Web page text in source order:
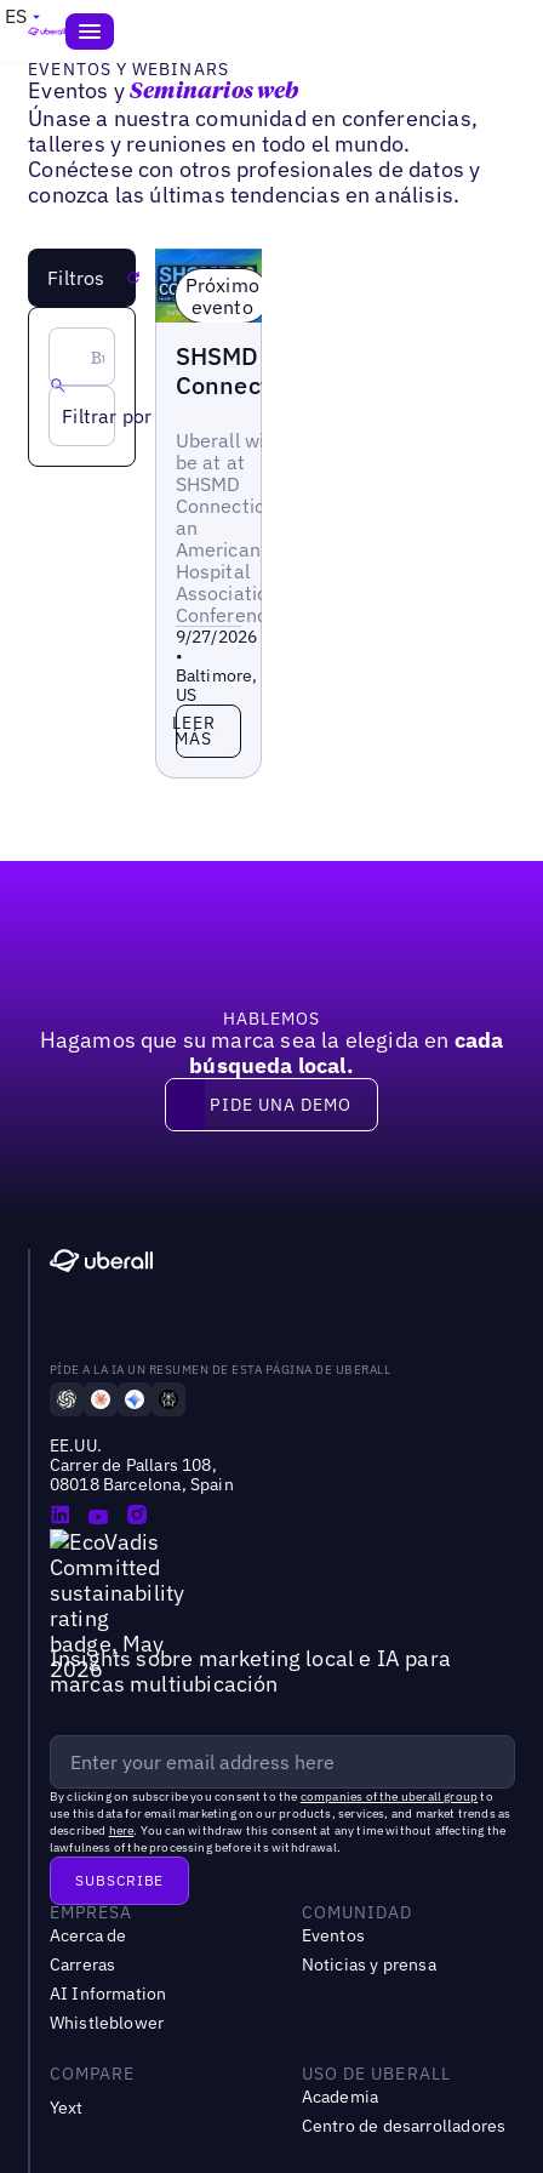
ES
EVENTOS Y WEBINARS
Eventos ySeminarios web
Únase a nuestra comunidad en conferencias,
talleres y reuniones en todo el mundo.
Conéctese con otros profesionales de datos y
conozca las últimas tendencias en análisis.
Filtros Reiniciar
Filtrar por tipo
Próximo
evento
SHSMD
Connections
Uberall will
be at at
SHSMD
Connections
an
American
Hospital
Association
Conference
9/27/2026
•
Baltimore,
US
Leer más
LEER
MÁS
HABLEMOS
Hagamos que su marca sea la elegida en cada
búsqueda local.
Pide una demo
PIDE UNA DEMO
PÍDE A LA IA UN RESUMEN DE ESTA PÁGINA DE UBERALL
EE.UU.
Carrer de Pallars 108,
08018 Barcelona, Spain
Insights sobre marketing local e IA para
marcas multiubicación
By clicking on subscribe you consent to the companies of the uberall groupto
use this data for email marketing on our products, services, and market trends as
described here. You can withdraw this consent at any time without affecting the
lawfulness of the processing before its withdrawal.
EMPRESA
Acerca de
Carreras
AI Information
Whistleblower
COMUNIDAD
Eventos
Noticias y prensa
COMPARE
Yext
USO DE UBERALL
Academia
Centro de desarrolladores